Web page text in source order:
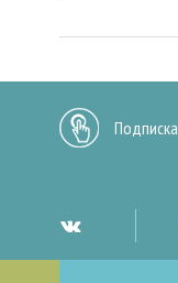
Подписка